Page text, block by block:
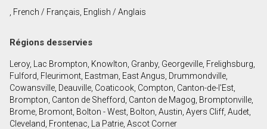
En cliquant sur le bouton « soumettre », vous
consentez à nos conditions d'utilisation et vous
nous fournissez l'autorisation écrite de
communiquer avec vous.
, French / Français, English / Anglais
Régions desservies
Leroy, Lac Brompton, Knowlton, Granby, Georgeville, Frelighsburg,
Fulford, Fleurimont, Eastman, East Angus, Drummondville,
Cowansville, Deauville, Coaticook, Compton, Canton-de-l'Est,
Brompton, Canton de Shefford, Canton de Magog, Bromptonville,
Brome, Bromont, Bolton - West, Bolton, Austin, Ayers Cliff, Audet,
Cleveland, Frontenac, La Patrie, Ascot Corner